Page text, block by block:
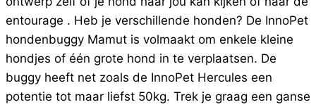
entourage . Heb je verschillende honden? De InnoPet
hondenbuggy Mamut is volmaakt om enkele kleine
hondjes of één grote hond in te verplaatsen. De
buggy heeft net zoals de InnoPet Hercules een
potentie tot maar liefst 50kg. Trek je graag een ganse